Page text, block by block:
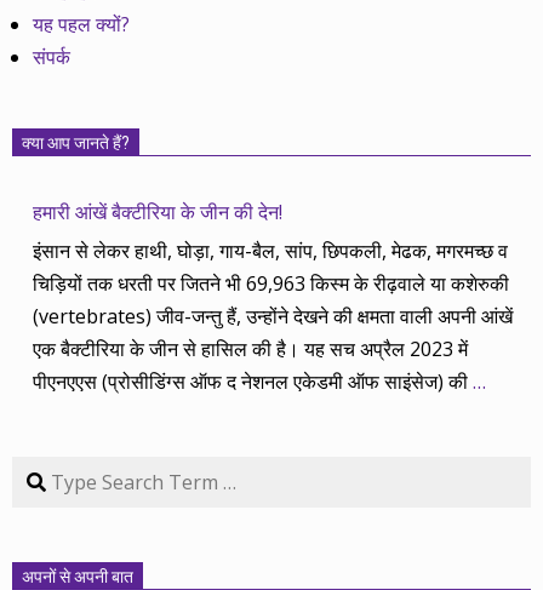
यह पहल क्यों?
संपर्क
क्या आप जानते हैं?
हमारी आंखें बैक्टीरिया के जीन की देन!
इंसान से लेकर हाथी, घोड़ा, गाय-बैल, सांप, छिपकली, मेढक, मगरमच्छ व
चिड़ियों तक धरती पर जितने भी 69,963 किस्म के रीढ़वाले या कशेरुकी
(vertebrates) जीव-जन्तु हैं, उन्होंने देखने की क्षमता वाली अपनी आंखें
एक बैक्टीरिया के जीन से हासिल की है। यह सच अप्रैल 2023 में
पीएनएएस (प्रोसीडिंग्स ऑफ द नेशनल एकेडमी ऑफ साइंसेज) की…
Search
अपनों से अपनी बात